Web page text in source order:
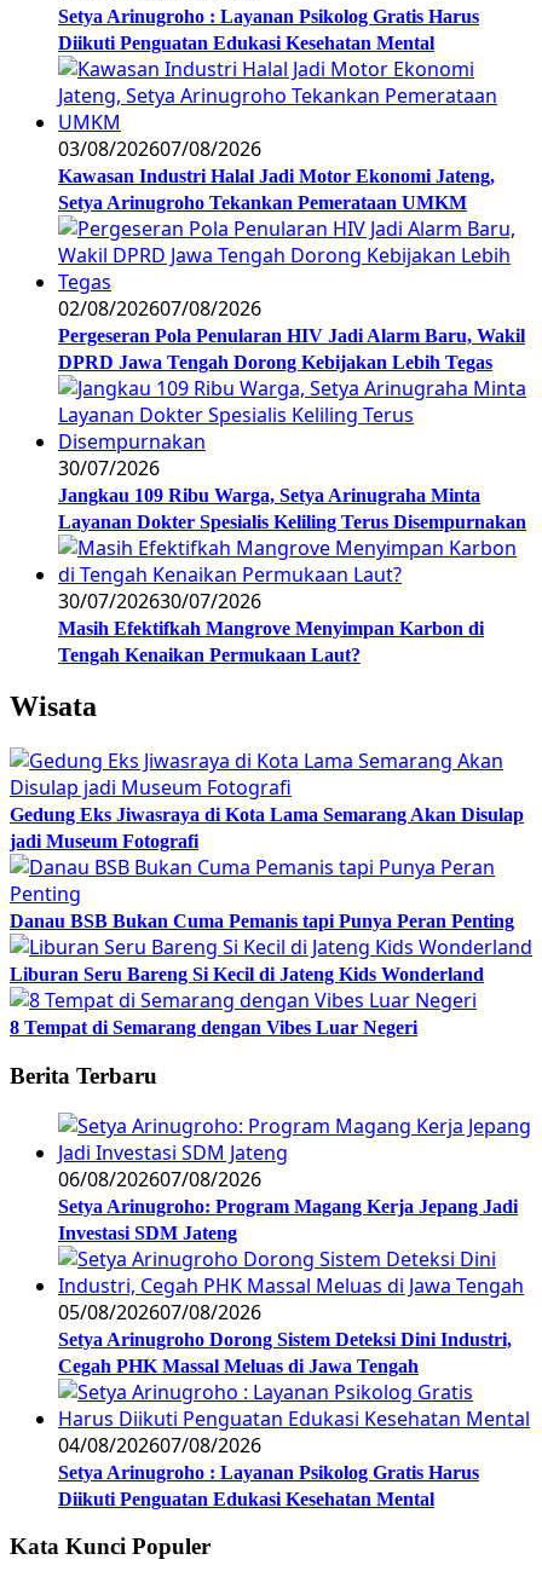
Setya Arinugroho : Layanan Psikolog Gratis Harus
Diikuti Penguatan Edukasi Kesehatan Mental
03/08/202607/08/2026
Kawasan Industri Halal Jadi Motor Ekonomi Jateng,
Setya Arinugroho Tekankan Pemerataan UMKM
02/08/202607/08/2026
Pergeseran Pola Penularan HIV Jadi Alarm Baru, Wakil
DPRD Jawa Tengah Dorong Kebijakan Lebih Tegas
30/07/2026
Jangkau 109 Ribu Warga, Setya Arinugraha Minta
Layanan Dokter Spesialis Keliling Terus Disempurnakan
30/07/202630/07/2026
Masih Efektifkah Mangrove Menyimpan Karbon di
Tengah Kenaikan Permukaan Laut?
Wisata
Gedung Eks Jiwasraya di Kota Lama Semarang Akan Disulap
jadi Museum Fotografi
Danau BSB Bukan Cuma Pemanis tapi Punya Peran Penting
Liburan Seru Bareng Si Kecil di Jateng Kids Wonderland
8 Tempat di Semarang dengan Vibes Luar Negeri
Berita Terbaru
06/08/202607/08/2026
Setya Arinugroho: Program Magang Kerja Jepang Jadi
Investasi SDM Jateng
05/08/202607/08/2026
Setya Arinugroho Dorong Sistem Deteksi Dini Industri,
Cegah PHK Massal Meluas di Jawa Tengah
04/08/202607/08/2026
Setya Arinugroho : Layanan Psikolog Gratis Harus
Diikuti Penguatan Edukasi Kesehatan Mental
Kata Kunci Populer